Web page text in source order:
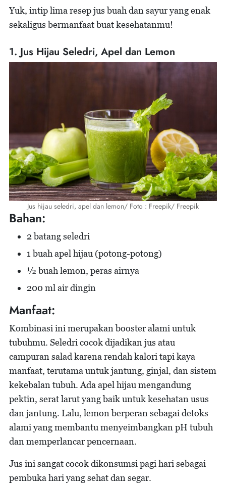
Yuk, intip lima resep jus buah dan sayur yang enak
sekaligus bermanfaat buat kesehatanmu!
1. Jus Hijau Seledri, Apel dan Lemon
Jus hijau seledri, apel dan lemon/ Foto : Freepik/ Freepik
Bahan:
2 batang seledri
1 buah apel hijau (potong-potong)
½ buah lemon, peras airnya
200 ml air dingin
Manfaat:
Kombinasi ini merupakan booster alami untuk
tubuhmu. Seledri cocok dijadikan jus atau
campuran salad karena rendah kalori tapi kaya
manfaat, terutama untuk jantung, ginjal, dan sistem
kekebalan tubuh. Ada apel hijau mengandung
pektin, serat larut yang baik untuk kesehatan usus
dan jantung. Lalu, lemon berperan sebagai detoks
alami yang membantu menyeimbangkan pH tubuh
dan memperlancar pencernaan.
Jus ini sangat cocok dikonsumsi pagi hari sebagai
pembuka hari yang sehat dan segar.